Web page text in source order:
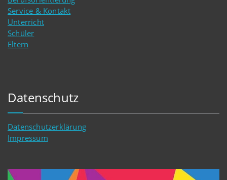
Service & Kontakt
Unterricht
Schüler
Eltern
Datenschutz
Datenschutzerklärung
Impressum